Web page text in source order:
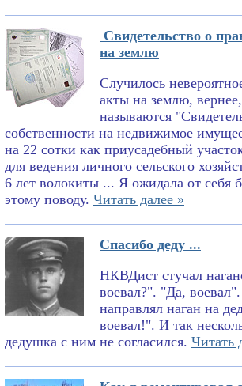
Свидетельство о
на землю
Случилось
акты на землю,
называются
собственности на недвижимое
на 22 сотки как приусадебный
для ведения личного сельского
6 лет волокиты ... Я ожидала от себя
этому поводу. Читать далее »
Спасибо деду ...
НКВДист стучал
воевал?". "Да,
направлял наган на
воевал!". И так
дедушка с ним не согласился. Читать